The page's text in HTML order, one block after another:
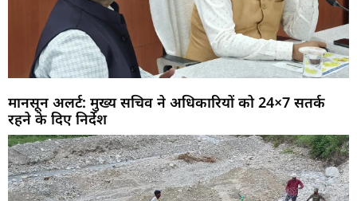
मानसून अलर्ट: मुख्य सचिव ने अधिकारियों को 24×7 सतर्क
रहने के दिए निर्देश